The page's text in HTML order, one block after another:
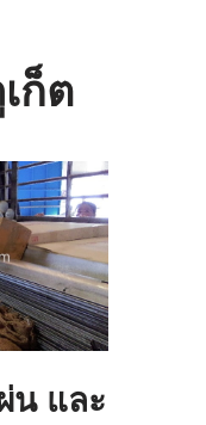
ก็ต
น และ